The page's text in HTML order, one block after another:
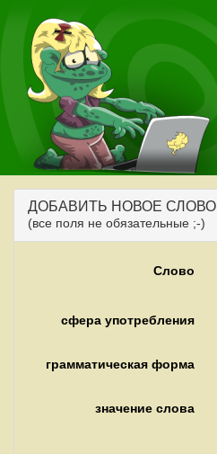
ДОБАВИТЬ НОВОЕ СЛОВО
(все поля не обязательные ;-)
Слово
сфера употребления
грамматическая форма
значение слова